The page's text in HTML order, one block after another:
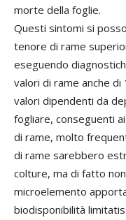
morte della foglie.
Questi sintomi si
tenore di rame
eseguendo
valori di rame anche
valori dipendenti da
fogliare, conseguenti
di rame, molto
di rame sarebbero
colture, ma di fatto
microelemento
biodisponibilità